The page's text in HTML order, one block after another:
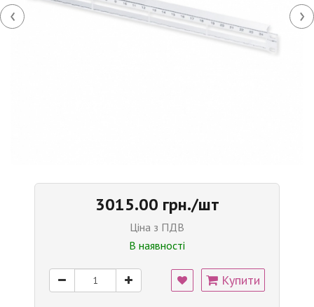
‹ ›
3015.00 грн./шт
Ціна з ПДВ
В наявності
Купити